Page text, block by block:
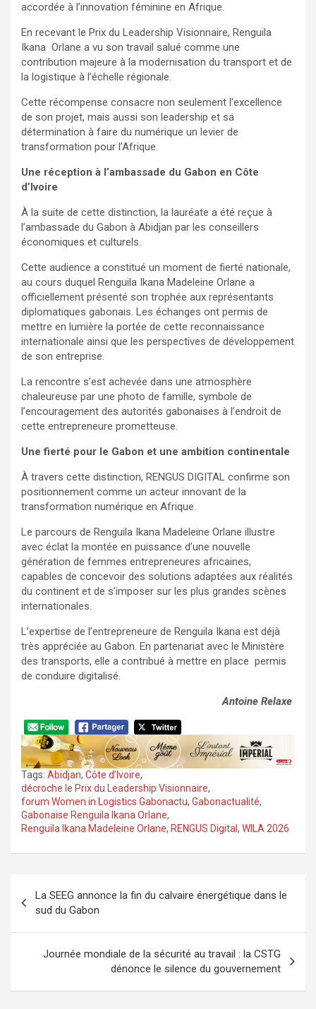
accordée à l’innovation féminine en Afrique.
En recevant le Prix du Leadership Visionnaire, Renguila
Ikana Orlane a vu son travail salué comme une
contribution majeure à la modernisation du transport et de
la logistique à l’échelle régionale.
Cette récompense consacre non seulement l’excellence
de son projet, mais aussi son leadership et sa
détermination à faire du numérique un levier de
transformation pour l’Afrique.
Une réception à l’ambassade du Gabon en Côte
d’Ivoire
À la suite de cette distinction, la lauréate a été reçue à
l’ambassade du Gabon à Abidjan par les conseillers
économiques et culturels.
Cette audience a constitué un moment de fierté nationale,
au cours duquel Renguila Ikana Madeleine Orlane a
officiellement présenté son trophée aux représentants
diplomatiques gabonais. Les échanges ont permis de
mettre en lumière la portée de cette reconnaissance
internationale ainsi que les perspectives de développement
de son entreprise.
La rencontre s’est achevée dans une atmosphère
chaleureuse par une photo de famille, symbole de
l’encouragement des autorités gabonaises à l’endroit de
cette entrepreneure prometteuse.
Une fierté pour le Gabon et une ambition continentale
À travers cette distinction, RENGUS DIGITAL confirme son
positionnement comme un acteur innovant de la
transformation numérique en Afrique.
Le parcours de Renguila Ikana Madeleine Orlane illustre
avec éclat la montée en puissance d’une nouvelle
génération de femmes entrepreneures africaines,
capables de concevoir des solutions adaptées aux réalités
du continent et de s’imposer sur les plus grandes scènes
internationales.
L’expertise de l’entrepreneure de Renguila Ikana est déjà
très appréciée au Gabon. En partenariat avec le Ministère
des transports, elle a contribué à mettre en place permis
de conduire digitalisé.
Antoine Relaxe
Tags: Abidjan, Côte d’Ivoire,
décroche le Prix du Leadership Visionnaire,
forum Women in Logistics Gabonactu, Gabonactualité,
Gabonaise Renguila Ikana Orlane,
Renguila Ikana Madeleine Orlane, RENGUS Digital, WILA 2026
de
l’article
La SEEG annonce la fin du calvaire énergétique dans le
sud du Gabon
Journée mondiale de la sécurité au travail : la CSTG
dénonce le silence du gouvernement